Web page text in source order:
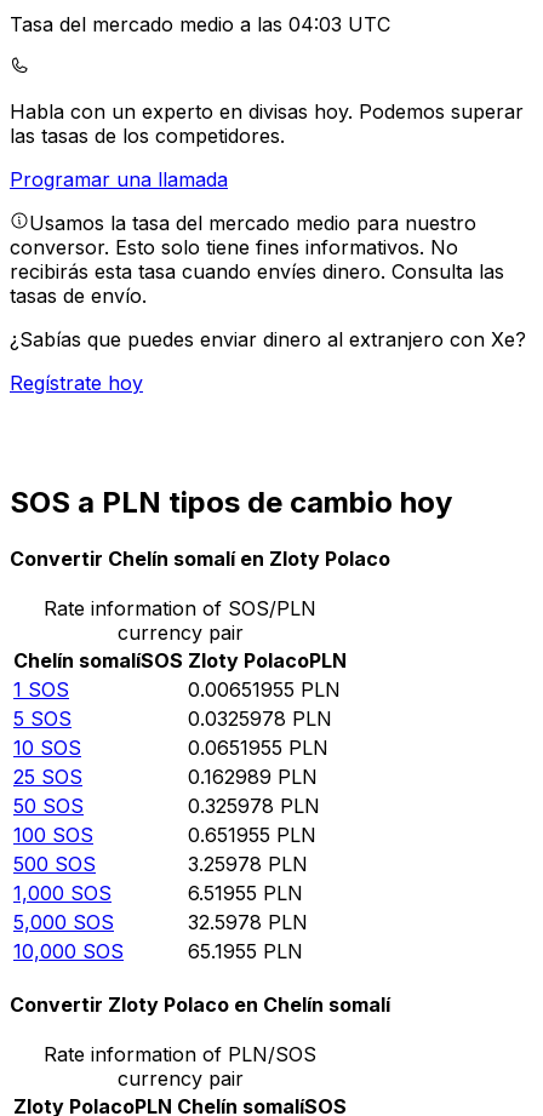
Tasa del mercado medio a las 04:03 UTC
Habla con un experto en divisas hoy. Podemos superar
las tasas de los competidores.
Programar una llamada
Usamos la tasa del mercado medio para nuestro
conversor. Esto solo tiene fines informativos. No
recibirás esta tasa cuando envíes dinero. Consulta las
tasas de envío.
¿Sabías que puedes enviar dinero al extranjero con Xe?
Regístrate hoy
SOS a PLN tipos de cambio hoy
Convertir Chelín somalí en Zloty Polaco
Rate information of SOS/PLN
currency pair
Chelín somalíSOS Zloty PolacoPLN
1 SOS 0.00651955 PLN
5 SOS 0.0325978 PLN
10 SOS 0.0651955 PLN
25 SOS 0.162989 PLN
50 SOS 0.325978 PLN
100 SOS 0.651955 PLN
500 SOS 3.25978 PLN
1,000 SOS 6.51955 PLN
5,000 SOS 32.5978 PLN
10,000 SOS 65.1955 PLN
Convertir Zloty Polaco en Chelín somalí
Rate information of PLN/SOS
currency pair
Zloty PolacoPLN Chelín somalíSOS